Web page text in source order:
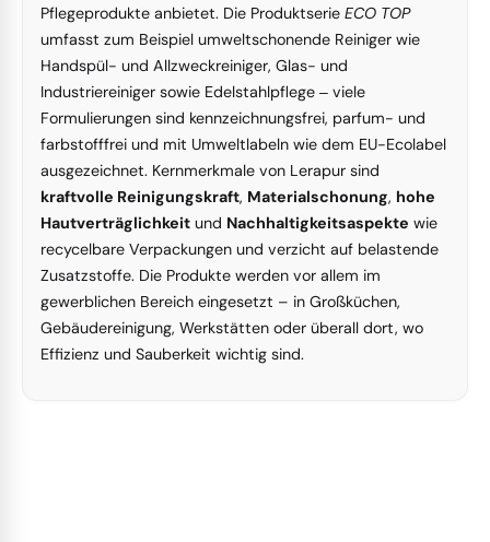
Pflegeprodukte anbietet. Die Produktserie ECO TOP
umfasst zum Beispiel umweltschonende Reiniger wie
Handspül- und Allzweckreiniger, Glas- und
Industriereiniger sowie Edelstahlpflege ‒ viele
Formulierungen sind kennzeichnungsfrei, parfum- und
farbstofffrei und mit Umweltlabeln wie dem EU-Ecolabel
ausgezeichnet. Kernmerkmale von Lerapur sind
kraftvolle Reinigungskraft, Materialschonung, hohe
Hautverträglichkeit und Nachhaltigkeitsaspekte wie
recycelbare Verpackungen und verzicht auf belastende
Zusatzstoffe. Die Produkte werden vor allem im
gewerblichen Bereich eingesetzt – in Großküchen,
Gebäudereinigung, Werkstätten oder überall dort, wo
Effizienz und Sauberkeit wichtig sind.